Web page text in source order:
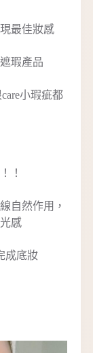
最佳妝感
瑕產品
小瑕疵都
！
自然作用，
感
成底妝